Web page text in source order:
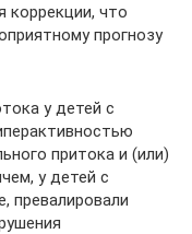
коррекции, что
прогнозу
у детей с
притока и (или)
у детей с
превалировали